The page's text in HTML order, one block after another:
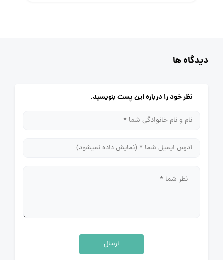
دیدگاه ها
نظر خود را درباره این پست بنویسید.
ارسال